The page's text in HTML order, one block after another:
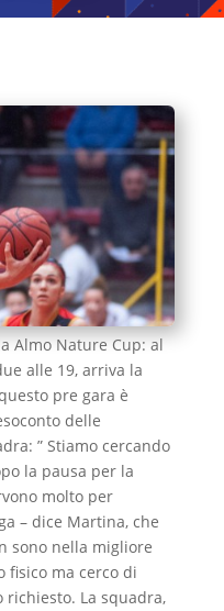
Almo Nature Cup: al
alle 19, arriva la
pre gara è
delle
” Stiamo cercando
la pausa per la
molto per
– dice Martina, che
sono nella migliore
fisico ma cerco di
La squadra,